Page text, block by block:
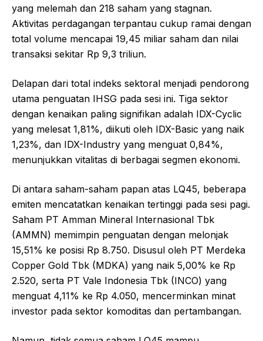
yang melemah dan 218 saham yang stagnan.
Aktivitas perdagangan terpantau cukup ramai dengan
total volume mencapai 19,45 miliar saham dan nilai
transaksi sekitar Rp 9,3 triliun.
Delapan dari total indeks sektoral menjadi pendorong
utama penguatan IHSG pada sesi ini. Tiga sektor
dengan kenaikan paling signifikan adalah IDX-Cyclic
yang melesat 1,81%, diikuti oleh IDX-Basic yang naik
1,23%, dan IDX-Industry yang menguat 0,84%,
menunjukkan vitalitas di berbagai segmen ekonomi.
Di antara saham-saham papan atas LQ45, beberapa
emiten mencatatkan kenaikan tertinggi pada sesi pagi.
Saham PT Amman Mineral Internasional Tbk
(AMMN) memimpin penguatan dengan melonjak
15,51% ke posisi Rp 8.750. Disusul oleh PT Merdeka
Copper Gold Tbk (MDKA) yang naik 5,00% ke Rp
2.520, serta PT Vale Indonesia Tbk (INCO) yang
menguat 4,11% ke Rp 4.050, mencerminkan minat
investor pada sektor komoditas dan pertambangan.